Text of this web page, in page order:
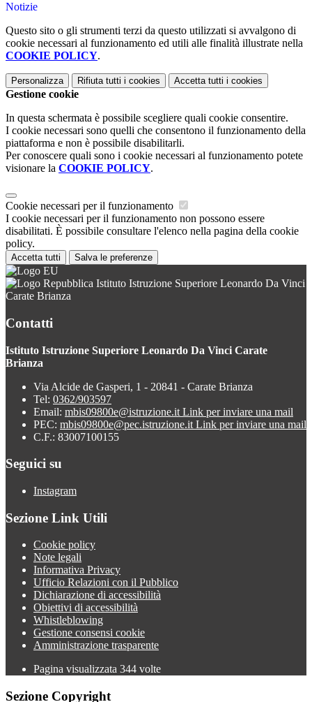
Notizie
Questo sito o gli strumenti terzi da questo utilizzati si avvalgono di
cookie necessari al funzionamento ed utili alle finalità illustrate nella
COOKIE POLICY.
Personalizza Rifiuta tutti i cookies Accetta tutti i cookies
Gestione cookie
In questa schermata è possibile scegliere quali cookie consentire.
I cookie necessari sono quelli che consentono il funzionamento della
piattaforma e non è possibile disabilitarli.
Per conoscere quali sono i cookie necessari al funzionamento potete
visionare la COOKIE POLICY.
Cookie necessari per il funzionamento
I cookie necessari per il funzionamento non possono essere
disabilitati. È possibile consultare l'elenco nella pagina della cookie
policy.
Accetta tutti Salva le preferenze
Istituto Istruzione Superiore Leonardo Da Vinci
Carate Brianza
Contatti
Istituto Istruzione Superiore Leonardo Da Vinci Carate
Brianza
Via Alcide de Gasperi, 1 - 20841 - Carate Brianza
Tel: 0362/903597
Email: mbis09800e@istruzione.it Link per inviare una mail
PEC: mbis09800e@pec.istruzione.it Link per inviare una mail
C.F.: 83007100155
Seguici su
Instagram
Sezione Link Utili
Cookie policy
Note legali
Informativa Privacy
Ufficio Relazioni con il Pubblico
Dichiarazione di accessibilità
Obiettivi di accessibilità
Whistleblowing
Gestione consensi cookie
Amministrazione trasparente
Pagina visualizzata 344 volte
Sezione Copyright